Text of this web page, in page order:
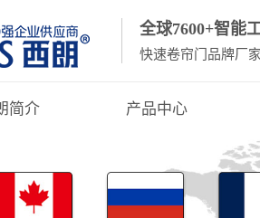
全球7600+智能
快速卷帘门品牌厂家
简介 产品中心